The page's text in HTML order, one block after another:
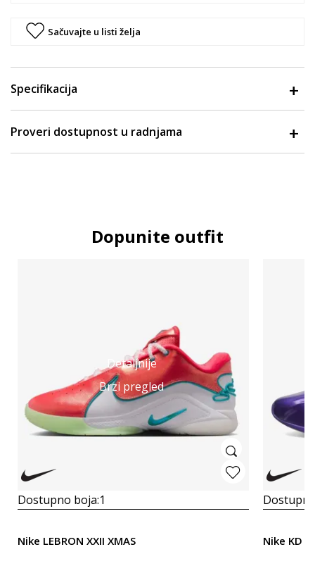
Sačuvajte u listi želja
Specifikacija
Proveri dostupnost u radnjama
Dopunite outfit
Detaljnije
Brzi pregled
Dostupno boja:1
Nike LEBRON XXII XMAS Nike KD